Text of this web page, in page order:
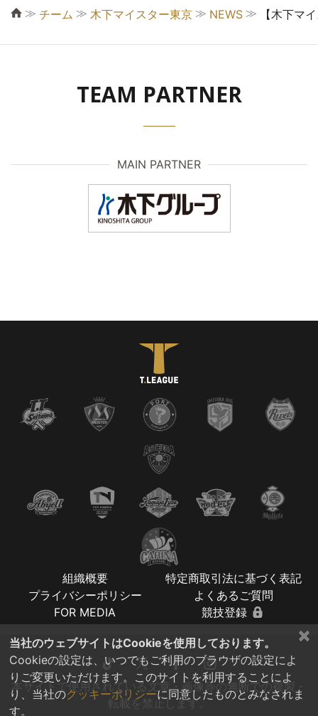
≫ チーム ≫ 木下マイスター東京 ≫ NEWS ≫ 【木下マ
TEAM PARTNER
MAIN PARTNER
組織概要
特定商取引法に基づく表記
プライバシーポリシー
よくあるご質問
FOR MEDIA
競技登録
本サイトで使用されている文章・画像等の無断での複製・
転載を禁止します。
×
当社のウェブサイトはCookieを使用しております。
Cookieの設定は、いつでもご利用のブラウザの設定によ
りご変更いただけます。このサイトを利用することによ
り、当社のクッキーポリシーに同意したものとみなされま
す。